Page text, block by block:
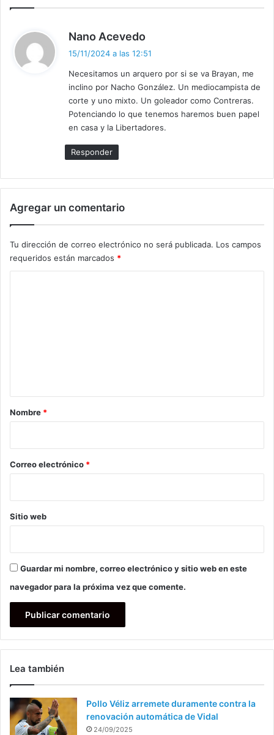
Nano Acevedo
o
:
15/11/2024 a las 12:51
Necesitamos un arquero por si se va Brayan, me
inclino por Nacho González. Un mediocampista de
corte y uno mixto. Un goleador como Contreras.
Potenciando lo que tenemos haremos buen papel
en casa y la Libertadores.
Responder
Agregar un comentario
Tu dirección de correo electrónico no será publicada. Los campos
requeridos están marcados *
r
*
Nombre *
Correo electrónico *
Sitio web
Guardar mi nombre, correo electrónico y sitio web en este
navegador para la próxima vez que comente.
Lea también
Pollo Véliz arremete duramente contra la
renovación automática de Vidal
24/09/2025